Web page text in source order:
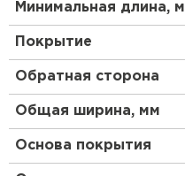
Минимальная длина, м
Покрытие
Обратная сторона
Общая ширина, мм
Основа покрытия